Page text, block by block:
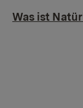
Was ist